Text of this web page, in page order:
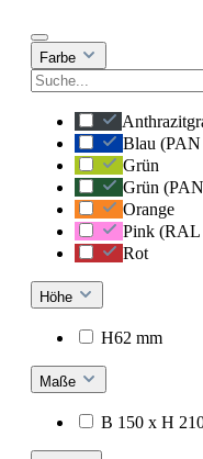
Farbe
Blau
Grün
Grün
Orange
Pink (RAL
Rot
Höhe
H62 mm
Maße
B 150 x H